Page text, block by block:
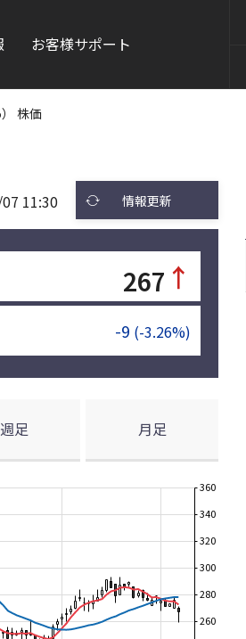
お客様サポート
株価
11:30 情報更新
267 ↑
-9 (-3.26%)
週足 月足
260
280
300
320
340
360